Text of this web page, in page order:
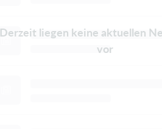
Derzeit liegen keine aktuellen
vor